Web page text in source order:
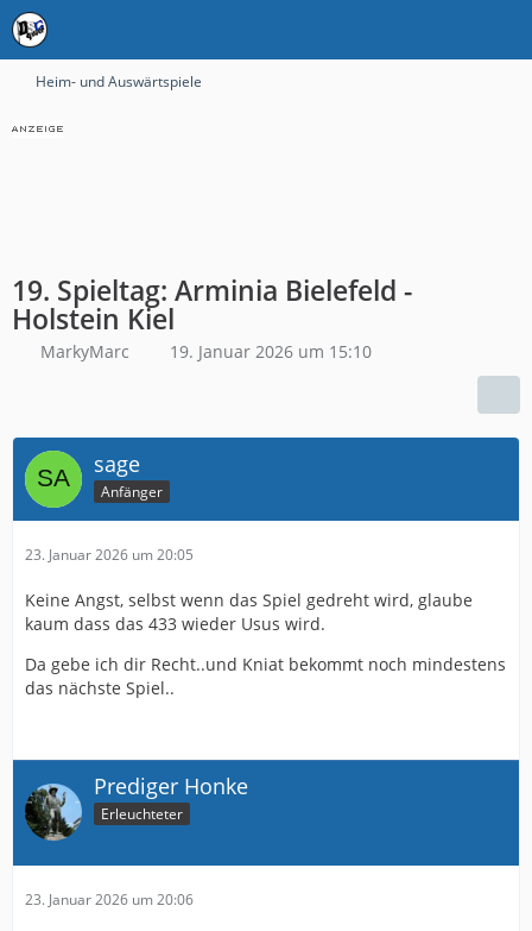
Heim- und Auswärtspiele
19. Spieltag: Arminia Bielefeld -
Holstein Kiel
MarkyMarc 19. Januar 2026 um 15:10
sage
Anfänger
23. Januar 2026 um 20:05
Keine Angst, selbst wenn das Spiel gedreht wird, glaube
kaum dass das 433 wieder Usus wird.
Da gebe ich dir Recht..und Kniat bekommt noch mindestens
das nächste Spiel..
Prediger Honke
Erleuchteter
23. Januar 2026 um 20:06